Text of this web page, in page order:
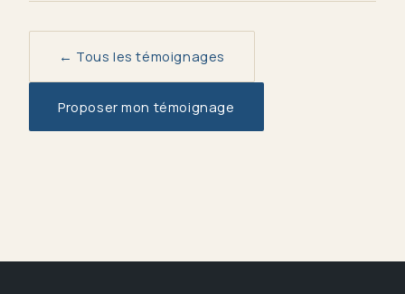
← Tous les témoignages
Proposer mon témoignage